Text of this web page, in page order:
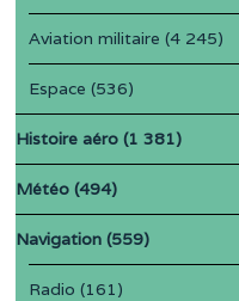
Aviation militaire (4 245)
Espace (536)
Histoire aéro (1 381)
Météo (494)
Navigation (559)
Radio (161)